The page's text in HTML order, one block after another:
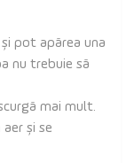
pot apărea una
nu trebuie să
mai mult.
și se